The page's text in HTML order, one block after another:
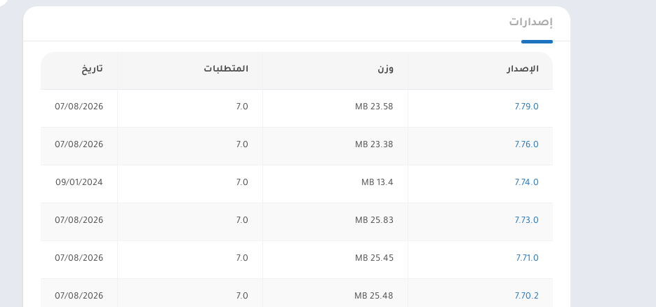
إصدارات
الإصدار وزن المتطلبات تاريخ
7.79.0
23.58 MB
7.0
07/08/2026
7.76.0
23.38 MB
7.0
07/08/2026
7.74.0
13.4 MB
7.0
09/01/2024
7.73.0
25.83 MB
7.0
07/08/2026
7.71.0
25.45 MB
7.0
07/08/2026
7.70.2
25.48 MB
7.0
07/08/2026